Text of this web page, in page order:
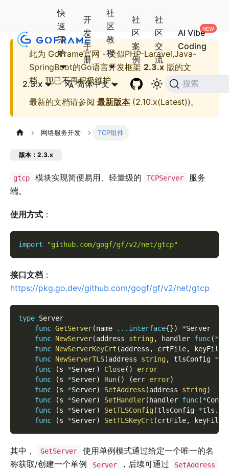
快
速
开
始
开
发
手
册
社
区
教
程
社
区
案
例
社
区
交
流
AI Vibe
Coding
2.3.x 简体中文 搜索
此为 GoFrame官网 - 类似PHP-Laravel,Java-
SpringBoot的Go语言开发框架 2.3.x 版的文
档，现已不再积极维护。
最新的文档请参阅 最新版本(2.10.x(Latest))。
网络服务开发 TCP组件
版本：2.3.x
gtcp 模块实现简便易用、轻量级的 TCPServer
服务
端。
使用方式 ：
import "github.com/gogf/gf/v2/net/gtcp"
接口文档 ：
https://pkg.go.dev/github.com/gogf/gf/v2/net/gtcp
type Server
func GetServer(name ... interface{}) *Server
func NewServer(address string, handler func(*
func NewServerKeyCrt (address , crtFile, keyFile
func NewServerTLS(address string, tlsConfig *
func
(s *Server) Close( )
error
func
(s *Server) Run( ) (err error)
func
(s *Server) SetAddress (address string)
func
(s *Server) SetHandler( handler func(*Conn
func
(s *Server) SetTLSConfig(tlsConfig *tls .
func
(s *Server) SetTLSKeyCrt (crtFile, keyFile
其中， GetServer
使用单例模式通过给定一个唯一的名
称获取/创建一个单例
Server ，后续可通过 SetAddress